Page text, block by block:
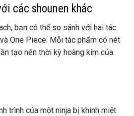
các shounen khác
bạn có thể so sánh với hai tác
One Piece. Mỗi tác phẩm có nét
tạo nên thời kỳ hoàng kim của
trình của một ninja bị khinh miệt